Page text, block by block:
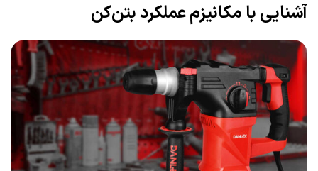
آشنایی با مکانیزم عملکرد بتن‌کن